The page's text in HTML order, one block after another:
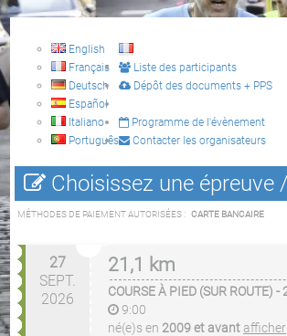
English
Français
Deutsch
Español
Italiano
Português
Liste des participants
Dépôt des documents + PPS
Programme de l'évènement
Contacter les organisateurs
Choisissez une épreuve
MÉTHODES DE PAIEMENT AUTORISÉES : CARTE BANCAIRE
27
SEPT.
2026
21,1 km
COURSE À PIED (SUR ROUTE) -
9:00
né(e)s en 2009 et avantafficher